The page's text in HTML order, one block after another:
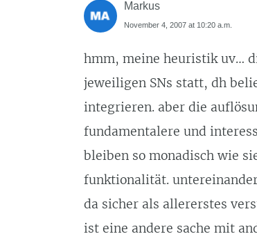
Markus
November 4, 2007 at 10:20 a.m.
hmm, meine heuristik uv…
jeweiligen SNs statt, dh
integrieren. aber die
fundamentalere und
bleiben so monadisch wie
funktionalität.
da sicher als allererstes
ist eine andere sache mit